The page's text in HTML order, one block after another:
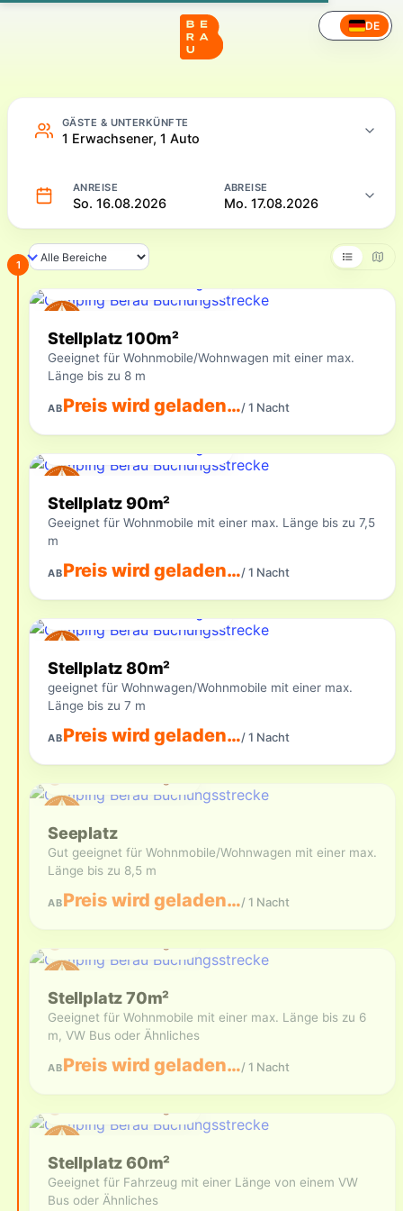
DE
Camping – Online buchen
GÄSTE & UNTERKÜNFTE
1 Erwachsener, 1 Auto
ANREISE
So. 16.08.2026
ABREISE
Mo. 17.08.2026
1
Verfügbare Unterkünfte
Stellplatz 100m²
Geeignet für Wohnmobile/Wohnwagen mit einer max.
Länge bis zu 8 m
ABPreis wird geladen…/ 1 Nacht
Stellplatz 90m²
Geeignet für Wohnmobile mit einer max. Länge bis zu 7,5
m
ABPreis wird geladen…/ 1 Nacht
Stellplatz 80m²
geeignet für Wohnwagen/Wohnmobile mit einer max.
Länge bis zu 7 m
ABPreis wird geladen…/ 1 Nacht
Seeplatz
Gut geeignet für Wohnmobile/Wohnwagen mit einer max.
Länge bis zu 8,5 m
ABPreis wird geladen…/ 1 Nacht
Stellplatz 70m²
Geeignet für Wohnmobile mit einer max. Länge bis zu 6
m, VW Bus oder Ähnliches
ABPreis wird geladen…/ 1 Nacht
Stellplatz 60m²
Geeignet für Fahrzeug mit einer Länge von einem VW
Bus oder Ähnliches